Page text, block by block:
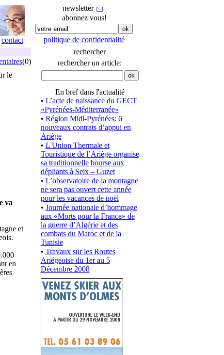
contact
newsletter
abonnez vous!
politique de confidentialité
(0)
le
va
et
en
rechercher
rechercher un article:
En bref dans l'actualité
• L’acte de naissance du GECT
«Pyrénées-Méditerranée»
• Région Midi-Pyrénées: 6
nouveaux contrats d’appui en
Ariège
• L'Union Thermale et
Touristique de l’Ariège organise
sa traditionnelle bourse aux
dépliants à Seix – Guzet
• L’observatoire de la montagne
ne sera pas ouvert cette année
pour les vacances de noël
• Journée nationale d’hommage
aux «Morts pour la France» de
la guerre d’Algérie et des
combats du Maroc et de la
Tunisie
• Travaux sur les Routes
Ariégeoise du 1er au 5
Décembre 2008